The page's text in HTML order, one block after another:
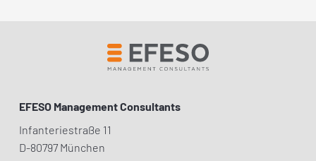
EFESO Management Consultants
Infanteriestraße 11
D-80797 München